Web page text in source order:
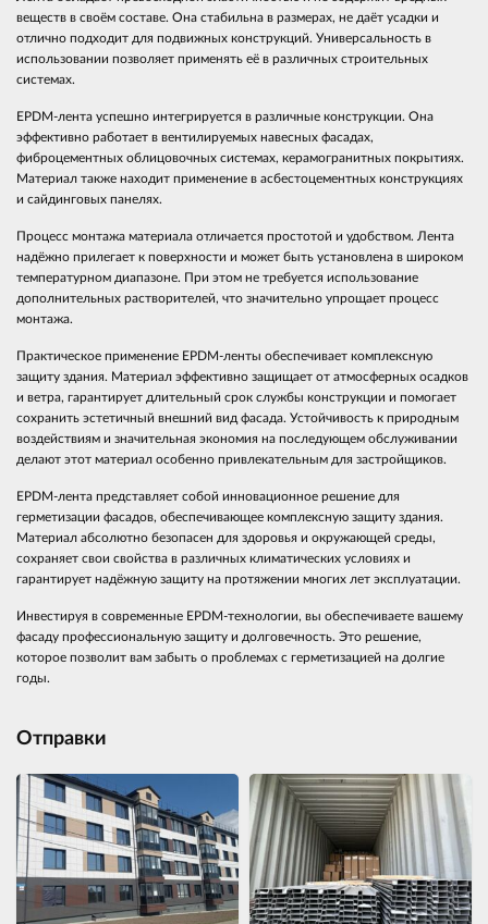
веществ в своём составе. Она стабильна в размерах, не даёт усадки и
отлично подходит для подвижных конструкций. Универсальность в
использовании позволяет применять её в различных строительных
системах.
EPDM-лента успешно интегрируется в различные конструкции. Она
эффективно работает в вентилируемых навесных фасадах,
фиброцементных облицовочных системах, керамогранитных покрытиях.
Материал также находит применение в асбестоцементных конструкциях
и сайдинговых панелях.
Процесс монтажа материала отличается простотой и удобством. Лента
надёжно прилегает к поверхности и может быть установлена в широком
температурном диапазоне. При этом не требуется использование
дополнительных растворителей, что значительно упрощает процесс
монтажа.
Практическое применение EPDM-ленты обеспечивает комплексную
защиту здания. Материал эффективно защищает от атмосферных осадков
и ветра, гарантирует длительный срок службы конструкции и помогает
сохранить эстетичный внешний вид фасада. Устойчивость к природным
воздействиям и значительная экономия на последующем обслуживании
делают этот материал особенно привлекательным для застройщиков.
EPDM-лента представляет собой инновационное решение для
герметизации фасадов, обеспечивающее комплексную защиту здания.
Материал абсолютно безопасен для здоровья и окружающей среды,
сохраняет свои свойства в различных климатических условиях и
гарантирует надёжную защиту на протяжении многих лет эксплуатации.
Инвестируя в современные EPDM-технологии, вы обеспечиваете вашему
фасаду профессиональную защиту и долговечность. Это решение,
которое позволит вам забыть о проблемах с герметизацией на долгие
годы.
Отправки